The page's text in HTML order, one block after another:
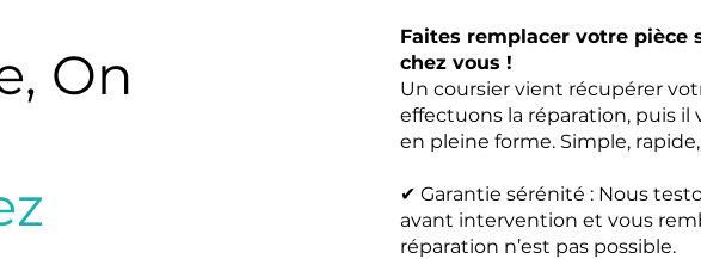
On
Faites remplacer votre pièce
chez vous !
Un coursier vient récupérer
effectuons la réparation, puis il
en pleine forme. Simple,
✔ Garantie sérénité : Nous
avant intervention et vous
réparation n’est pas possible.